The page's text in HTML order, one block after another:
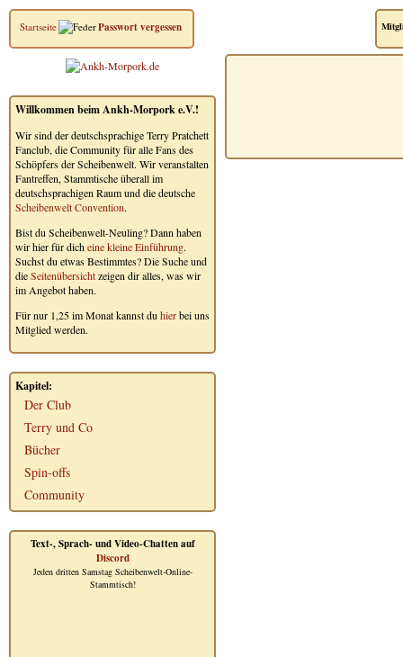
Startseite Passwort vergessen
Willkommen beim Ankh-Morpork e.V.!
Wir sind der deutschsprachige Terry Pratchett
Fanclub, die Community für alle Fans des
Schöpfers der Scheibenwelt. Wir veranstalten
Fantreffen, Stammtische überall im
deutschsprachigen Raum und die deutsche
Scheibenwelt Convention.
Bist du Scheibenwelt-Neuling? Dann haben
wir hier für dicheine kleine Einführung.
Suchst du etwas Bestimmtes? Die Suche und
dieSeitenübersichtzeigen dir alles, was wir
im Angebot haben.
Für nur 1,25 im Monat kannst du hierbei uns
Mitglied werden.
Kapitel:
Der Club
Terry und Co
Bücher
Spin-offs
Community
Text-, Sprach- und Video-Chatten auf
Discord
Jeden dritten Samstag Scheibenwelt-Online-
Stammtisch!